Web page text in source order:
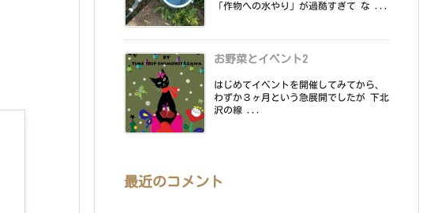
「作物への水やり」が過酷すぎて な ...
お野菜とイベント2
はじめてイベントを開催してみてから、
わずか３ヶ月という急展開でしたが 下北
沢の線 ...
最近のコメント